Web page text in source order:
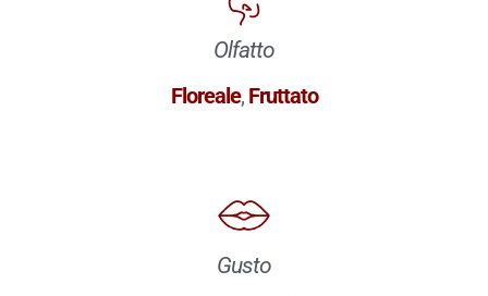
Olfatto
Floreale, Fruttato
Gusto